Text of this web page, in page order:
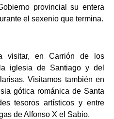
provincial su entera
el sexenio que termina.
visitar, en Carrión de los
iglesia de Santiago y del
Visitamos también en
gótica románica de Santa
tesoros artísticos y entre
de Alfonso X el Sabio.